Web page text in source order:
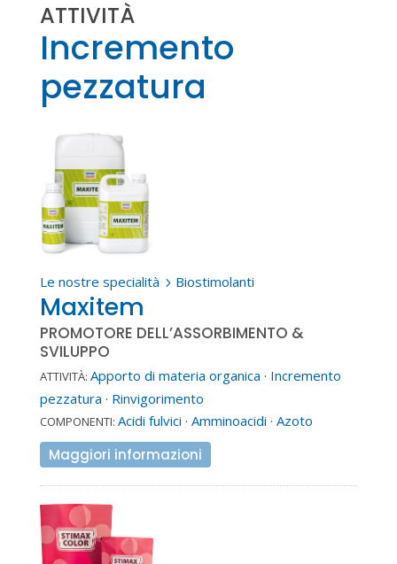
ATTIVITÀ
Incremento
pezzatura
Le nostre specialità 5 Biostimolanti
Maxitem
PROMOTORE DELL’ASSORBIMENTO &
SVILUPPO
ATTIVITÀ: Apporto di materia organica · Incremento
pezzatura · Rinvigorimento
COMPONENTI: Acidi fulvici · Amminoacidi · Azoto
Maggiori informazioni